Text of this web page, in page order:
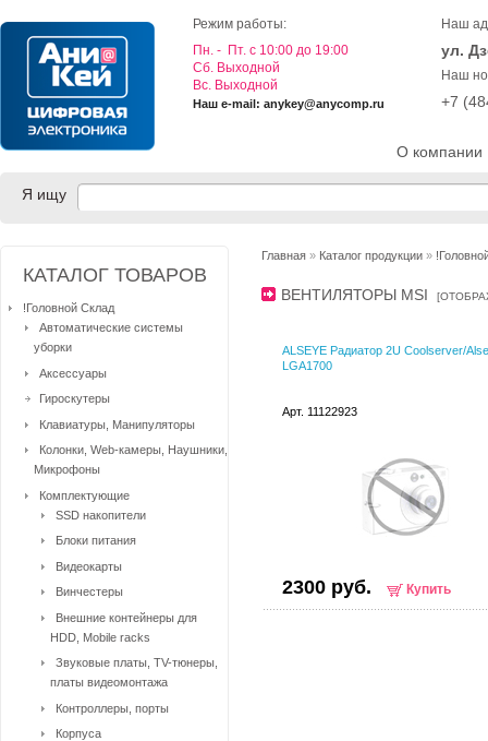
О компании
Режим работы:
Пн. - Пт. с 10:00 до 19:00
Cб. Выходной
Вс. Выходной
Наш e-mail: anykey@anycomp.ru
Наш
ул.
Наш
+7
Я ищу
Главная » Каталог продукции »
ВЕНТИЛЯТОРЫ MSI [
ALSEYE Радиатор 2U Coolserver/
LGA1700
Арт. 11122923
2300 руб. Купить
КАТАЛОГ ТОВАРОВ
!Головной Склад
Автоматические системы
уборки
Аксессуары
Гироскутеры
Клавиатуры, Манипуляторы
Колонки, Web-камеры, Наушники,
Микрофоны
Комплектующие
SSD накопители
Блоки питания
Видеокарты
Винчестеры
Внешние контейнеры для
HDD, Mobile racks
Звуковые платы, TV-тюнеры,
платы видеомонтажа
Контроллеры, порты
Корпуса